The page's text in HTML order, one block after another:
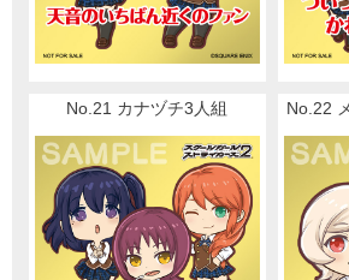
No.21 カナヅチ3人組
No.22